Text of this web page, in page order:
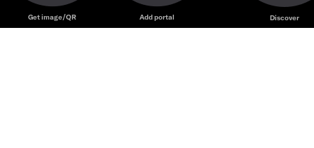
Get image/QR Add portal Discover